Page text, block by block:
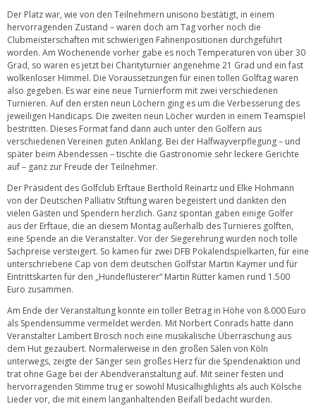
Der Platz war, wie von den Teilnehmern unisono bestätigt, in einem
hervorragenden Zustand – waren doch am Tag vorher noch die
Clubmeisterschaften mit schwierigen Fahnenpositionen durchgeführt
worden. Am Wochenende vorher gabe es noch Temperaturen von über 30
Grad, so waren es jetzt bei Charityturnier angenehme 21 Grad und ein fast
wolkenloser Himmel. Die Voraussetzungen für einen tollen Golftag waren
also gegeben. Es war eine neue Turnierform mit zwei verschiedenen
Turnieren. Auf den ersten neun Löchern ging es um die Verbesserung des
jeweiligen Handicaps. Die zweiten neun Löcher wurden in einem Teamspiel
bestritten. Dieses Format fand dann auch unter den Golfern aus
verschiedenen Vereinen guten Anklang. Bei der Halfwayverpflegung – und
später beim Abendessen – tischte die Gastronomie sehr leckere Gerichte
auf – ganz zur Freude der Teilnehmer.
Der Präsident des Golfclub Erftaue Berthold Reinartz und Elke Hohmann
von der Deutschen Palliativ Stiftung waren begeistert und dankten den
vielen Gästen und Spendern herzlich. Ganz spontan gaben einige Golfer
aus der Erftaue, die an diesem Montag außerhalb des Turnieres golften,
eine Spende an die Veranstalter. Vor der Siegerehrung wurden noch tolle
Sachpreise versteigert. So kamen für zwei DFB Pokalendspielkarten, für eine
unterschriebene Cap von dem deutschen Golfstar Martin Kaymer und für
Eintrittskarten für den „Hundeflüsterer“ Martin Rütter kamen rund 1.500
Euro zusammen.
Am Ende der Veranstaltung konnte ein toller Betrag in Höhe von 8.000 Euro
als Spendensumme vermeldet werden. Mit Norbert Conrads hatte dann
Veranstalter Lambert Brosch noch eine musikalische Überraschung aus
dem Hut gezaubert. Normalerweise in den großen Sälen von Köln
unterwegs, zeigte der Sänger sein großes Herz für die Spendenaktion und
trat ohne Gage bei der Abendveranstaltung auf. Mit seiner festen und
hervorragenden Stimme trug er sowohl Musicalhighlights als auch Kölsche
Lieder vor, die mit einem langanhaltenden Beifall bedacht wurden.